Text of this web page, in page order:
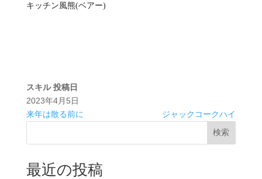
キッチン風熊(ベアー)
スキル 投稿日
2023年4月5日
来年は散る前に
ジャックコークハイ
検索
最近の投稿